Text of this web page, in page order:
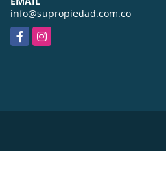
info@supropiedad.com.co
FacebookInstagram